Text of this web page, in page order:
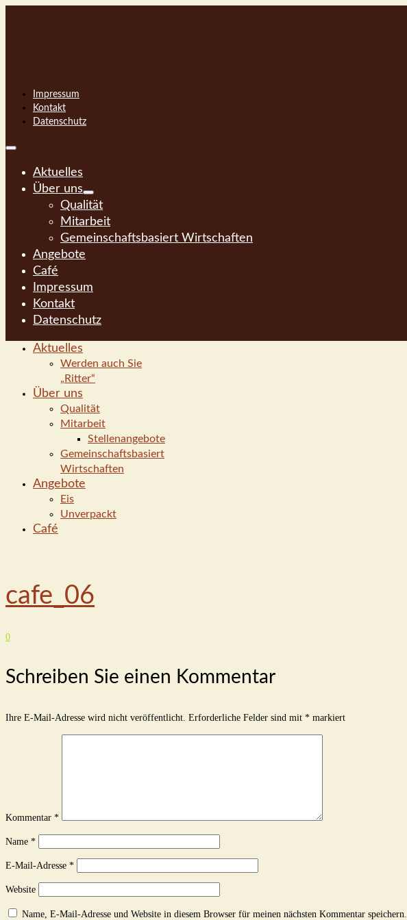
Impressum
Kontakt
Datenschutz
Aktuelles
Über uns
Qualität
Mitarbeit
Gemeinschaftsbasiert Wirtschaften
Angebote
Café
Impressum
Kontakt
Datenschutz
Aktuelles
Werden auch Sie
„Ritter“
Über uns
Qualität
Mitarbeit
Stellenangebote
Gemeinschaftsbasiert
Wirtschaften
Angebote
Eis
Unverpackt
Café
cafe_06
0
Schreiben Sie einen Kommentar
Ihre E-Mail-Adresse wird nicht veröffentlicht. Erforderliche Felder sind mit * markiert
Kommentar *
Name *
E-Mail-Adresse *
Website
Name, E-Mail-Adresse und Website in diesem Browser für meinen nächsten Kommentar speichern.